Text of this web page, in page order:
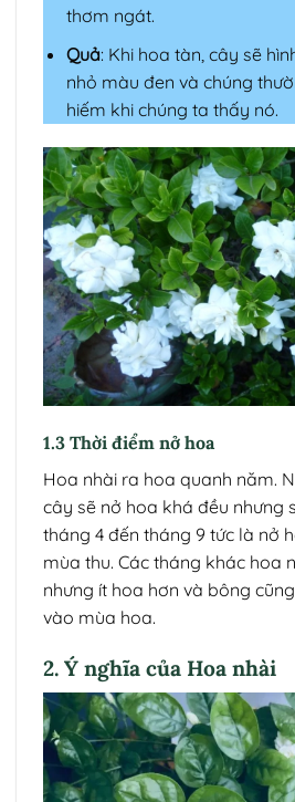
thơm ngát.
Quả: Khi hoa tàn, cây sẽ
nhỏ màu đen và chúng
hiếm khi chúng ta thấy nó.
1.3 Thời điểm nở hoa
Hoa nhài ra hoa quanh năm.
cây sẽ nở hoa khá đều nhưng
tháng 4 đến tháng 9 tức là nở
mùa thu. Các tháng khác hoa
nhưng ít hoa hơn và bông
vào mùa hoa.
2. Ý nghĩa của Hoa nhài